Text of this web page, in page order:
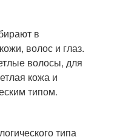
в
волос и глаз.
волосы, для
кожа и
типом.
типа